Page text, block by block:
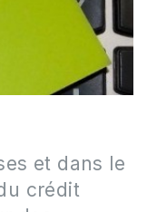
et dans le
crédit